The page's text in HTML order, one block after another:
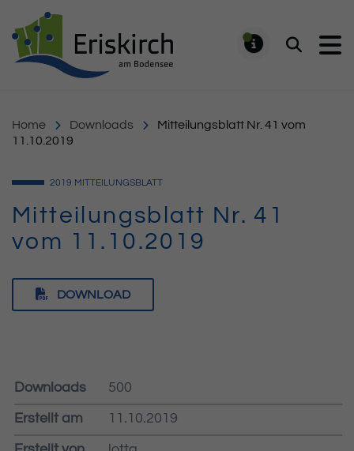
Suchen
Home Downloads
Mitteilungsblatt Nr. 41 vom
11.10.2019
2019 MITTEILUNGSBLATT
Mitteilungsblatt Nr. 41
vom 11.10.2019
DOWNLOAD
Downloads 500
Erstellt am 11.10.2019